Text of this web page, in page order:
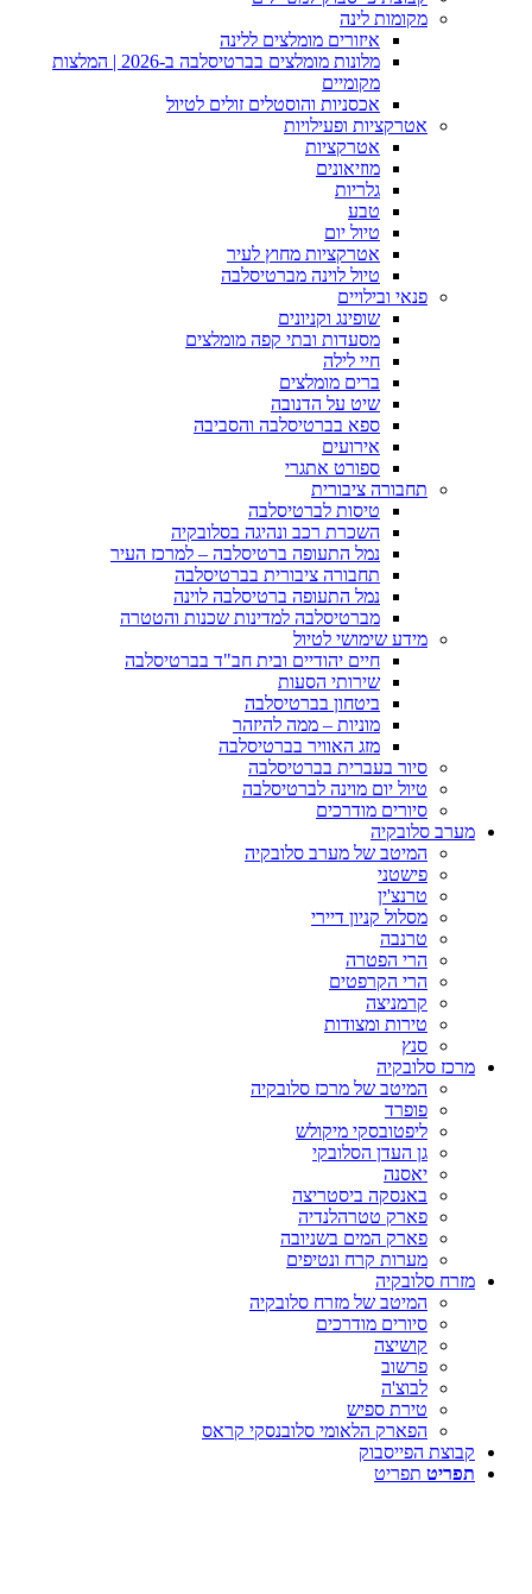
מקומות לינה
איזורים מומלצים ללינה
מלונות מומלצים בברטיסלבה ב-2026 | המלצות
מקומיים
אכסניות והוסטלים זולים לטיול
אטרקציות ופעילויות
אטרקציות
מוזיאונים
גלריות
טבע
טיול יום
אטרקציות מחוץ לעיר
טיול לוינה מברטיסלבה
פנאי ובילויים
שופינג וקניונים
מסעדות ובתי קפה מומלצים
חיי לילה
ברים מומלצים
שיט על הדנובה
ספא בברטיסלבה והסביבה
אירועים
ספורט אתגרי
תחבורה ציבורית
טיסות לברטיסלבה
השכרת רכב ונהיגה בסלובקיה
נמל התעופה ברטיסלבה – למרכז העיר
תחבורה ציבורית בברטיסלבה
נמל התעופה ברטיסלבה לוינה
מברטיסלבה למדינות שכנות והטטרה
מידע שימושי לטיול
חיים יהודיים ובית חב"ד בברטיסלבה
שירותי הסעות
ביטחון בברטיסלבה
מוניות – ממה להיזהר
מזג האוויר בברטיסלבה
סיור בעברית בברטיסלבה
טיול יום מוינה לברטיסלבה
סיורים מודרכים
מערב סלובקיה
המיטב של מערב סלובקיה
פישטני
טרנצ'ין
מסלול קניון דיירי
טרנבה
הרי הפטרה
הרי הקרפטים
קרמניצה
טירות ומצודות
סנץ
מרכז סלובקיה
המיטב של מרכז סלובקיה
פופרד
ליפטובסקי מיקולש
גן העדן הסלובקי
יאסנה
באנסקה ביסטריצה
פארק טטרהלנדיה
פארק המים בשניובה
מערות קרח ונטיפים
מזרח סלובקיה
המיטב של מזרח סלובקיה
סיורים מודרכים
קושיצה
פרשוב
לבוצ'ה
טירת ספיש
הפארק הלאומי סלובנסקי קראס
קבוצת הפייסבוק
תפריט תפריט